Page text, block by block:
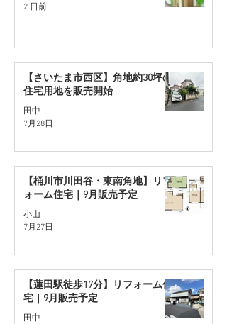
2 日前
【さいたま市西区】角地約30坪の
住宅用地を販売開始
田中
7月28日
【桶川市川田谷・東南角地】リフ
ォーム住宅｜9月販売予定
小山
7月27日
【蓮田駅徒歩17分】リフォーム住
宅｜9月販売予定
田中